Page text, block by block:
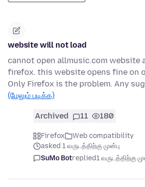
website will not load
cannot open allmusic.com website
firefox. this website opens fine on
Only Firefox is the problem. Any
(மேலும் படிக்க)
Archived 11 180
Firefox
Web compatibility
asked 1 வருடத்திற்கு முன்பு
SuMo Botreplied1 வருடத்திற்கு